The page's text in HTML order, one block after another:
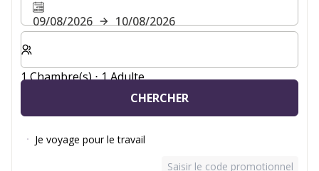
09/08/2026
10/08/2026
Sélectionnez le nombre de chambres et d'invités pour
1 Chambre(s) ⋅ 1 Adulte
CHERCHER
Je voyage pour le travail
Saisir le code promotionnel